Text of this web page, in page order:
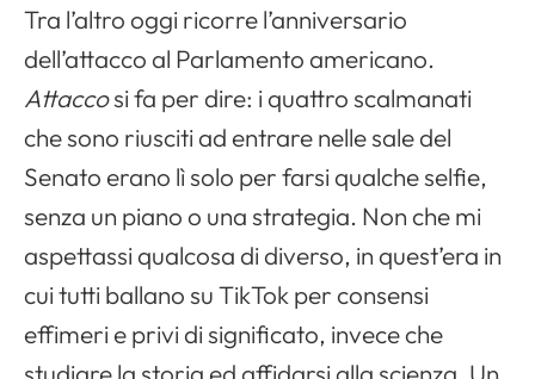
Tra l’altro oggi ricorre l’anniversario
dell’attacco al Parlamento americano.
Attaccosi fa per dire: i quattro scalmanati
che sono riusciti ad entrare nelle sale del
Senato erano lì solo per farsi qualche selfie,
senza un piano o una strategia. Non che mi
aspettassi qualcosa di diverso, in quest’era in
cui tutti ballano su TikTok per consensi
effimeri e privi di significato, invece che